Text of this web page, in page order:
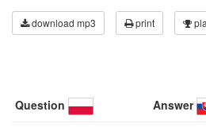
download mp3 print
Question Answer